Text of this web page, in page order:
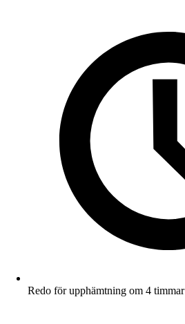
Redo för upphämtning om 4 timmar